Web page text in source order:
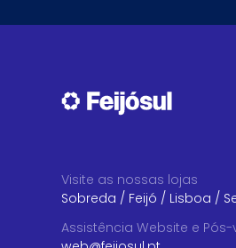
Visite as nossas lojas
Sobreda / Feijó / Lisboa /
Assistência Website e